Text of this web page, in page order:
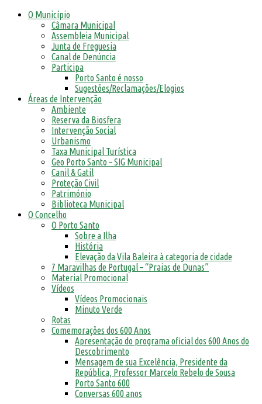
O Município
Câmara Municipal
Assembleia Municipal
Junta de Freguesia
Canal de Denúncia
Participa
Porto Santo é nosso
Sugestões/Reclamações/Elogios
Áreas de Intervenção
Ambiente
Reserva da Biosfera
Intervenção Social
Urbanismo
Taxa Municipal Turística
Geo Porto Santo – SIG Municipal
Canil & Gatil
Proteção Civil
Património
Biblioteca Municipal
O Concelho
O Porto Santo
Sobre a Ilha
História
Elevação da Vila Baleira à categoria de cidade
7 Maravilhas de Portugal – “Praias de Dunas”
Material Promocional
Vídeos
Vídeos Promocionais
Minuto Verde
Rotas
Comemorações dos 600 Anos
Apresentação do programa oficial dos 600 Anos do
Descobrimento
Mensagem de sua Excelência, Presidente da
República, Professor Marcelo Rebelo de Sousa
Porto Santo 600
Conversas 600 anos